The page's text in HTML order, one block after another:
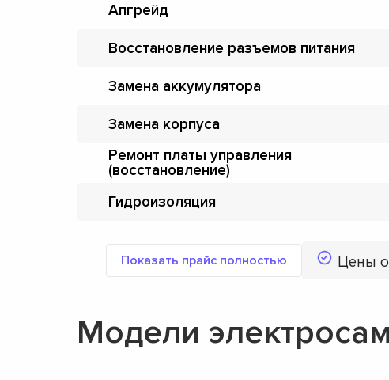
Апгрейд
Восстановление разъемов питания
Замена аккумулятора
Замена корпуса
Ремонт платы управления
(восстановление)
Гидроизоляция
Показать прайс полностью Цены
Модели